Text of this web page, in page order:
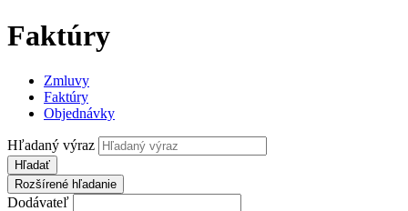
Faktúry
Zmluvy
Faktúry
Objednávky
Hľadaný výraz
Hľadať
Rozšírené hľadanie
Dodávateľ